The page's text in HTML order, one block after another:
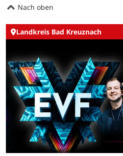
Nach oben
Landkreis Bad Kreuznach